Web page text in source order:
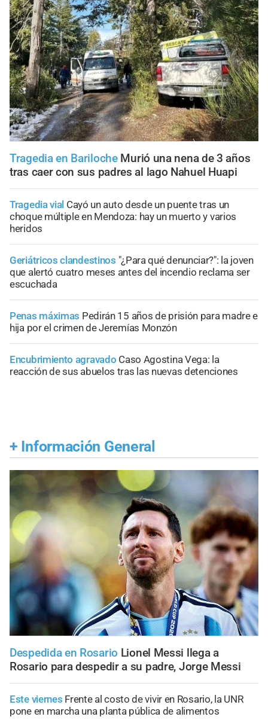
Tragedia en Bariloche Murió una nena de 3 años
tras caer con sus padres al lago Nahuel Huapi
Tragedia vial Cayó un auto desde un puente tras un
choque múltiple en Mendoza: hay un muerto y varios
heridos
Geriátricos clandestinos "¿Para qué denunciar?": la joven
que alertó cuatro meses antes del incendio reclama ser
escuchada
Penas máximas Pedirán 15 años de prisión para madre e
hija por el crimen de Jeremías Monzón
Encubrimiento agravado Caso Agostina Vega: la
reacción de sus abuelos tras las nuevas detenciones
+ Información General
Despedida en Rosario Lionel Messi llega a
Rosario para despedir a su padre, Jorge Messi
Este viernes Frente al costo de vivir en Rosario, la UNR
pone en marcha una planta pública de alimentos